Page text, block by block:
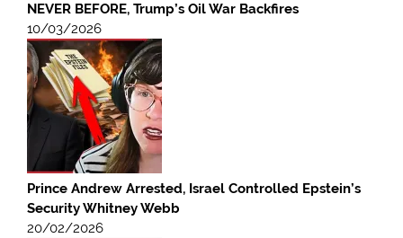
NEVER BEFORE, Trump’s Oil War Backfires
10/03/2026
Prince Andrew Arrested, Israel Controlled Epstein’s
Security Whitney Webb
20/02/2026